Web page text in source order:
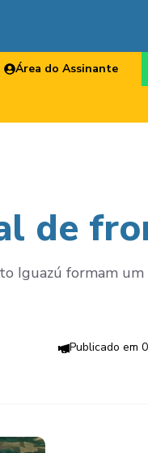
Área do Assinante
de
Iguazú formam